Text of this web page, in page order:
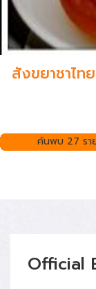
สังขยาชาไท
ค้นพบ 27 รา
Official